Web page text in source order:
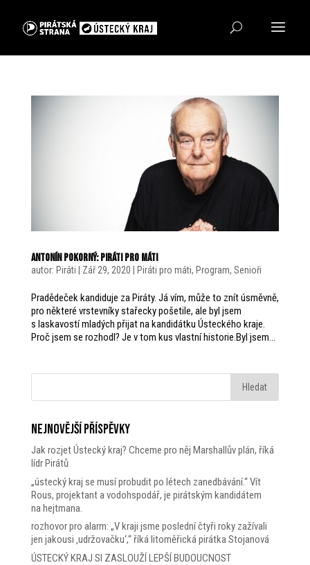
Antonín Pokorný: Piráti pro máti
autor: Piráti Zář 29, 2020 Piráti pro máti, Program, Senioři
Pradědeček kandiduje za Piráty. Já vím, může to znít úsměvně,
pro některé vrstevníky stařecky pošetile, ale byl jsem
s laskavostí mladých přijat na kandidátku Ústeckého kraje.
Proč jsem se rozhodl? Je v tom kus vlastní historie.Byl jsem...
Nejnovější příspěvky
Jak rozjet Ústecký kraj? Chceme pro něj Marshallův plán, říká
lídr Pirátů
„ústecký kraj se musí probudit po létech zanedbávání.“ Vít
Rous, projektant a vodohspodář, je pirátským kandidátem
na hejtmana.
rozhovor pro alarm: „V kraji jsme poslední čtyři roky zažívali
jen jakousi ‚udržovačku‘,“ říká litoměřická pirátka Stojanová
ÚSTECKÝ KRAJ SI ZASLOUŽÍ LEPŠÍ BUDOUCNOST